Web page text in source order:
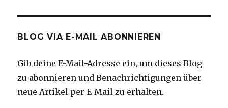
BLOG VIA E-MAIL ABONNIEREN
Gib deine E-Mail-Adresse ein, um dieses Blog
zu abonnieren und Benachrichtigungen über
neue Artikel per E-Mail zu erhalten.